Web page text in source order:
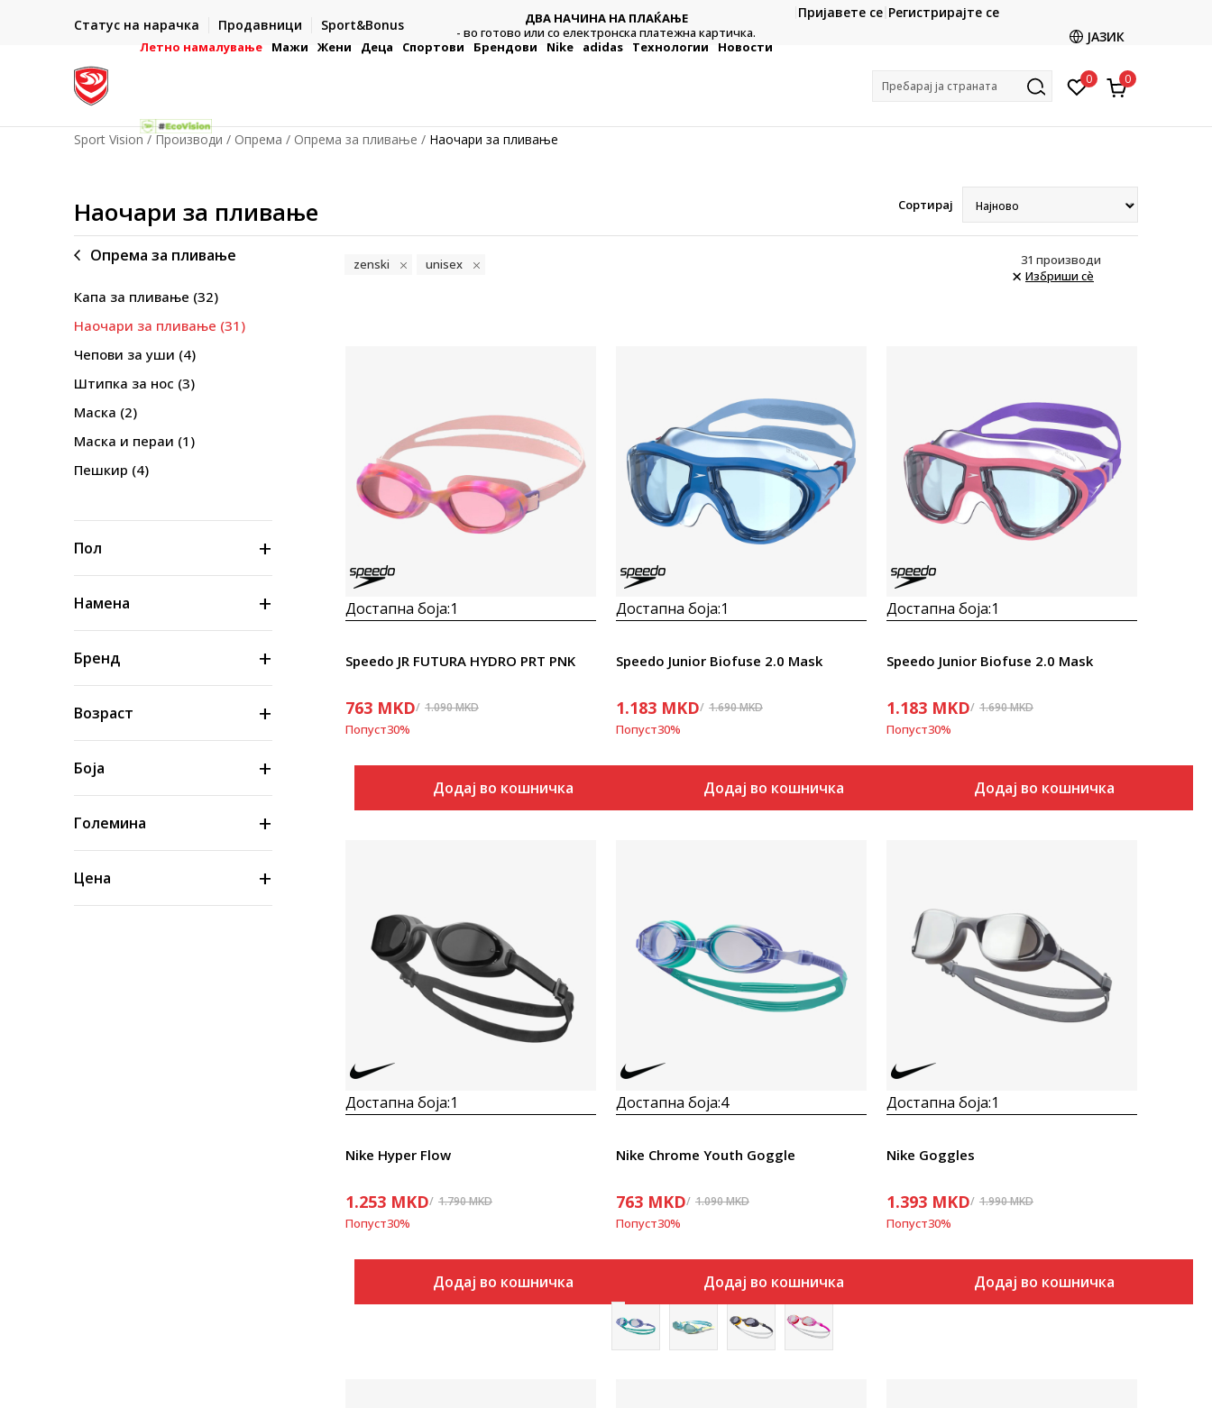
Статус на нарачка Продавници Sport&Bonus
на сите нарачки во готово или со електронска платежна
ДВА НАЧИНА НА ПЛАЌАЊЕ
- во готово или со електронска платежна картичка.
CLICK & COLLECT
Платете со картичка online и подигнете во продавницата
Пријавете се Регистрирајте се
ЈАЗИК
Летно намалување Мажи Жени Деца Спортови Брендови Nike adidas Технологии Новости
Пребарај ја страната 0 0
Sport Vision Производи Опрема Опрема за пливање Наочари за пливање
Наочари за пливање Сортирај
Опрема за пливање
Капа за пливање (32)
Наочари за пливање (31)
Чепови за уши (4)
Штипка за нос (3)
Маска (2)
Маска и пераи (1)
Пешкир (4)
Пол
Намена
Бренд
Возраст
Боја
Големина
Цена
zenski unisex 31 производи
Избриши сè
Uporedi
Достапна боја:1
Speedo JR FUTURA HYDRO PRT PNK
763 MKD 1.090MKD
Попуст30%
Додај во кошничка
Uporedi
Достапна боја:1
Speedo Junior Biofuse 2.0 Mask
1.183 MKD 1.690MKD
Попуст30%
Додај во кошничка
Uporedi
Достапна боја:1
Speedo Junior Biofuse 2.0 Mask
1.183 MKD 1.690MKD
Попуст30%
Додај во кошничка
Uporedi
Достапна боја:1
Nike Hyper Flow
1.253 MKD 1.790MKD
Попуст30%
Додај во кошничка
Uporedi
Достапна боја:4
Nike Chrome Youth Goggle
763 MKD 1.090MKD
Попуст30%
Додај во кошничка
Uporedi
Достапна боја:1
Nike Goggles
1.393 MKD 1.990MKD
Попуст30%
Додај во кошничка